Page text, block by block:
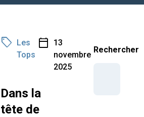
sell Les
Tops
calendar_today
13
novembre
2025
Dans la
tête de
Rechercher